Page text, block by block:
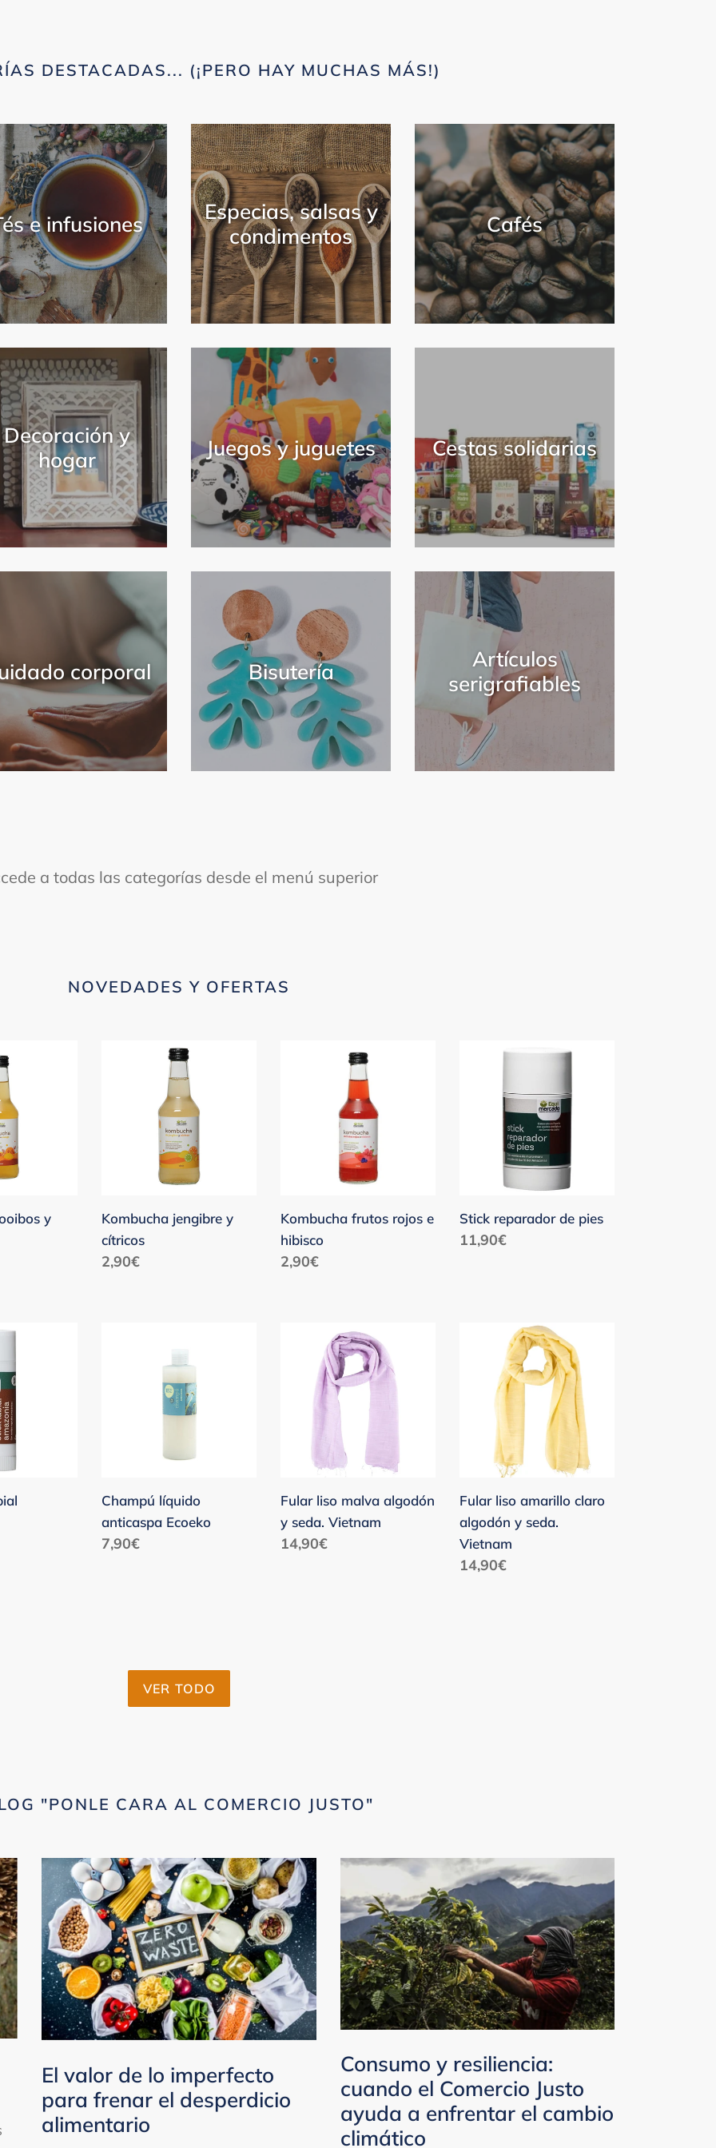
DESTACADAS... (¡PERO HAY MUCHAS MÁS!)
e infusiones
Especias, salsas y
condimentos
Cafés
Decoración y
hogar
Juegos y juguetes Cestas solidarias
corporal Bisutería
Artículos
serigrafiables
a todas las categorías desde el menú superior
NOVEDADES Y OFERTAS
y
Kombucha
Kombucha jengibre y
cítricos
Precio
2,90€
Kombucha
Kombucha frutos rojos e
hibisco
Precio
2,90€
Stick reparador de pies
Precio
11,90€
anticaspa
Champú líquido
anticaspa Ecoeko
Precio
7,90€
malva
algodón
Vietnam
Fular liso malva algodón
y seda. Vietnam
Precio
14,90€
amarillo
algodón
seda.
Vietnam
Fular liso amarillo claro
algodón y seda.
Vietnam
Precio
14,90€
VER TODO
"PONLE CARA AL COMERCIO JUSTO"
El valor de lo imperfecto
para frenar el desperdicio
alimentario
Consumo y resiliencia:
cuando el Comercio Justo
ayuda a enfrentar el cambio
climático